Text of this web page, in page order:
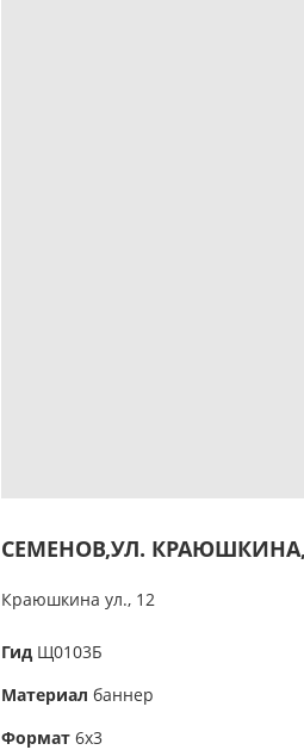
СЕМЕНОВ,УЛ. КРАЮШКИНА,
Краюшкина ул., 12
Гид Щ0103Б
Материал баннер
Формат 6х3